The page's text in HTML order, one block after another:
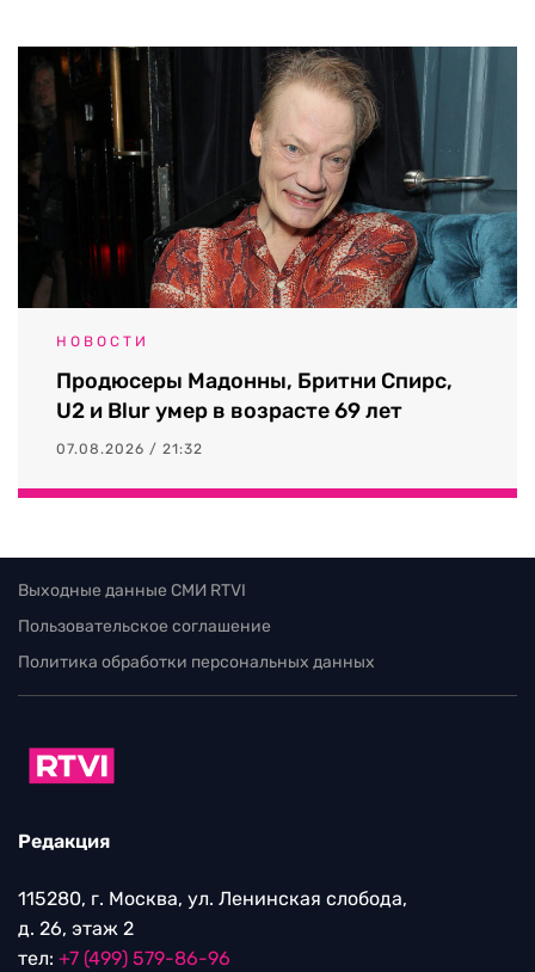
НОВОСТИ
Продюсеры Мадонны, Бритни Спирс,
U2 и Blur умер в возрасте 69 лет
07.08.2026 / 21:32
Выходные данные СМИ RTVI
Пользовательское соглашение
Политика обработки персональных данных
Редакция
115280, г. Москва, ул. Ленинская слобода,
д. 26, этаж 2
тел: +7 (499) 579-86-96